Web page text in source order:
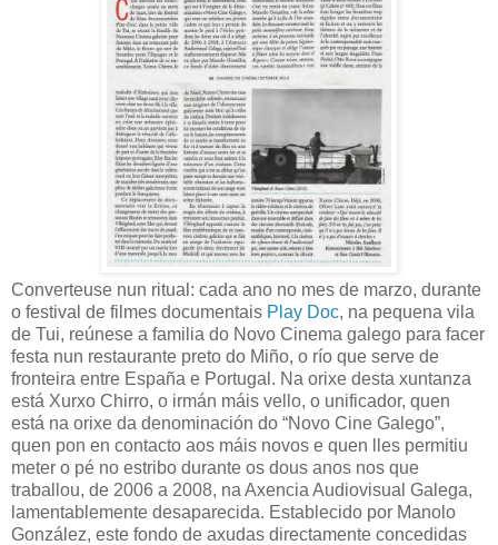
Converteuse nun ritual: cada ano no mes de marzo, durante
o festival de filmes documentais Play Doc, na pequena vila
de Tui, reúnese a familia do Novo Cinema galego para facer
festa nun restaurante preto do Miño, o río que serve de
fronteira entre España e Portugal. Na orixe desta xuntanza
está Xurxo Chirro, o irmán máis vello, o unificador, quen
está na orixe da denominación do “Novo Cine Galego”,
quen pon en contacto aos máis novos e quen lles permitiu
meter o pé no estribo durante os dous anos nos que
traballou, de 2006 a 2008, na Axencia Audiovisual Galega,
lamentablemente desaparecida. Establecido por Manolo
González, este fondo de axudas directamente concedidas